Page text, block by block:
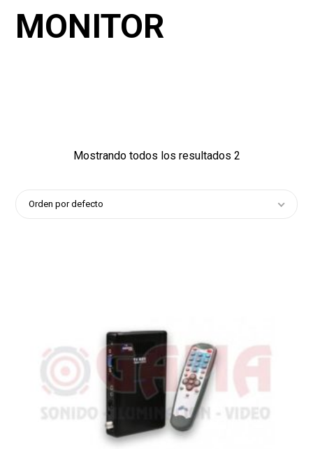
MONITOR
Mostrando todos los resultados 2
Orden por defecto